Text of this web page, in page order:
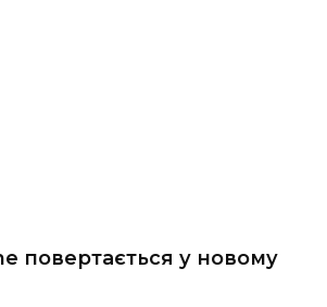
повертається у новому